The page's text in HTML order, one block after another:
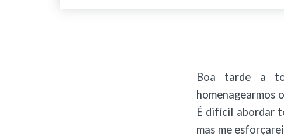
Boa tarde a
homenagearmos
É difícil abordar
mas me